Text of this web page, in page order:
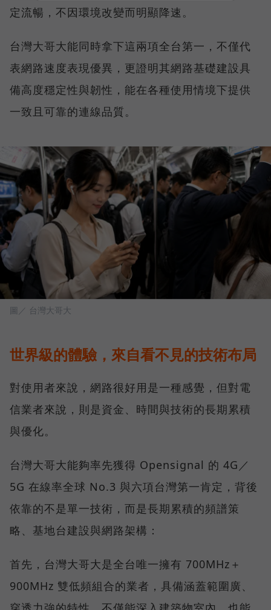
定流暢，不因環境改變而明顯降速。
台灣大哥大能同時拿下這兩項全台第一，不僅代
表網路速度表現優異，更證明其網路基礎建設具
備高度穩定性與韌性，能在各種使用情境下提供
一致且可靠的連線品質。
圖／ 台灣大哥大
世界級的體驗，來自看不見的技術布局
對使用者來說，網路很好用是一種感覺，但對電
信業者來說，則是資金、時間與技術的長期累積
與優化。
台灣大哥大能夠率先獲得 Opensignal 的 4G／
5G 在線率全球 No.3 與六項台灣第一肯定，背後
依靠的不是單一技術，而是長期累積的頻譜策
略、基地台建設與網路架構：
首先，台灣大哥大是全台唯一擁有 700MHz＋
900MHz 雙低頻組合的業者，具備涵蓋範圍廣、